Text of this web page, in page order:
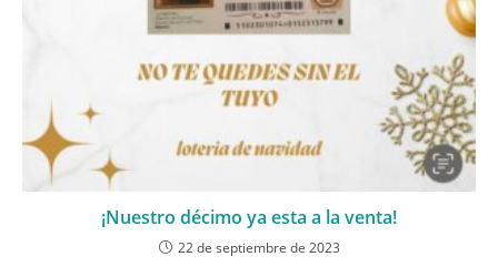
¡Nuestro décimo ya esta a la venta!
22 de septiembre de 2023